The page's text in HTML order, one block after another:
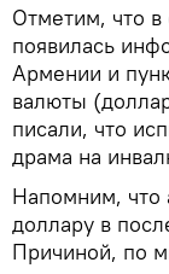
Отметим, что в
появилась
Армении и
валюты
писали, что
драма на
Напомним, что
доллару в
Причиной, по